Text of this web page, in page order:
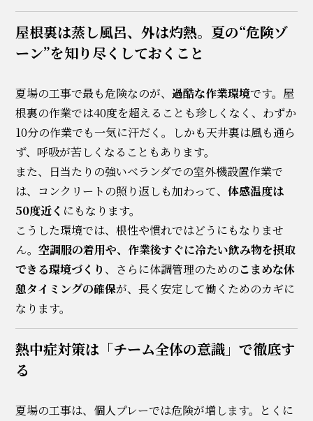
屋根裏は蒸し風呂、外は灼熱。夏の“危険ゾ
ーン”を知り尽くしておくこと
夏場の工事で最も危険なのが、過酷な作業環境です。屋
根裏の作業では40度を超えることも珍しくなく、わずか
10分の作業でも一気に汗だく。しかも天井裏は風も通ら
ず、呼吸が苦しくなることもあります。
また、日当たりの強いベランダでの室外機設置作業で
は、コンクリートの照り返しも加わって、体感温度は
50度近く にもなります。
こうした環境では、根性や慣れではどうにもなりませ
ん。空調服の着用や、作業後すぐに冷たい飲み物を摂取
できる環境づくり、さらに体調管理のためのこまめな休
憩タイミングの確保が、長く安定して働くためのカギに
なります。
熱中症対策は「チーム全体の意識」で徹底す
る
夏場の工事は、個人プレーでは危険が増します。とくに